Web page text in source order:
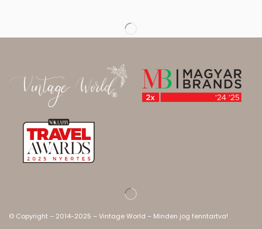
© Copyright – 2014-2025 – Vintage World – Minden jog fenntartva!